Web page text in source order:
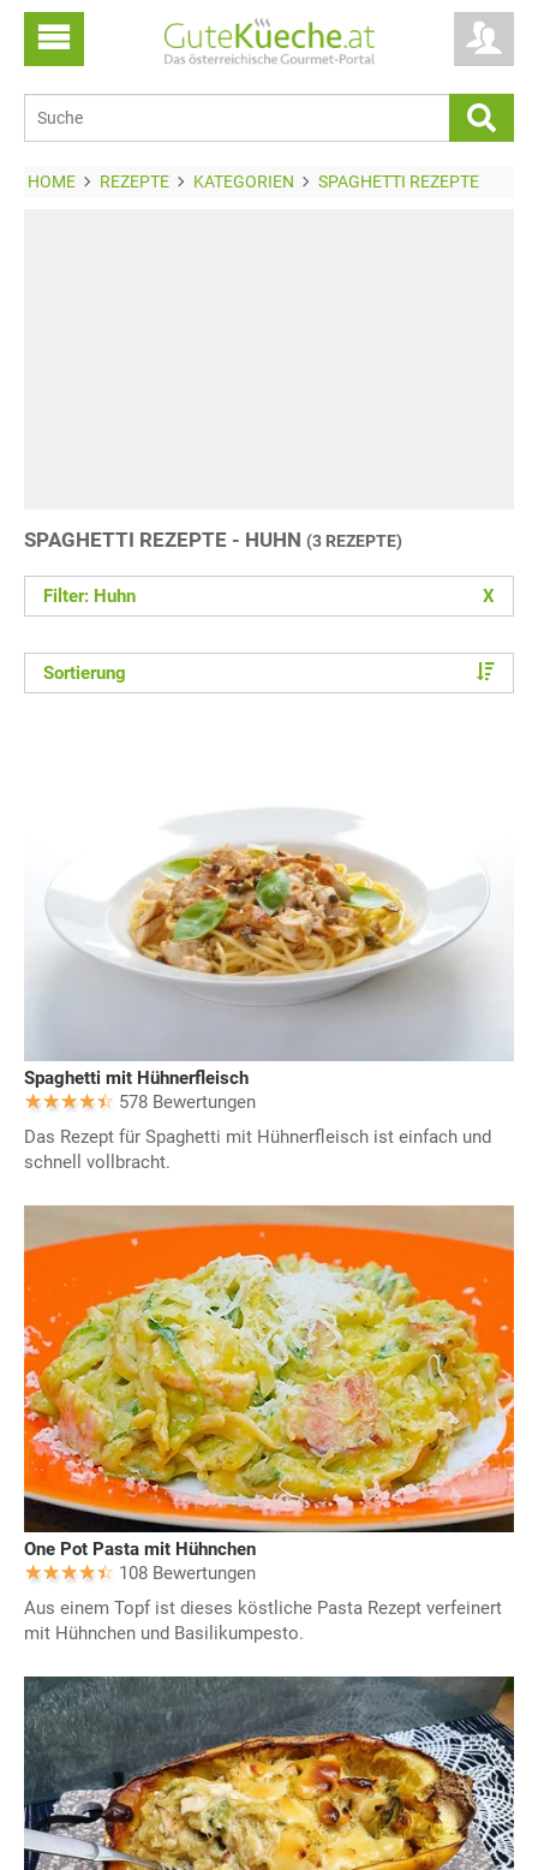
HOME REZEPTE KATEGORIEN SPAGHETTI REZEPTE
SPAGHETTI REZEPTE - HUHN (3 REZEPTE)
Filter: Huhn X
Sortierung
Spaghetti mit Hühnerfleisch
578 Bewertungen
Das Rezept für Spaghetti mit Hühnerfleisch ist einfach und
schnell vollbracht.
One Pot Pasta mit Hühnchen
108 Bewertungen
Aus einem Topf ist dieses köstliche Pasta Rezept verfeinert
mit Hühnchen und Basilikumpesto.